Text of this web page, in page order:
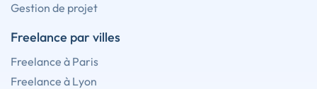
Gestion de projet
Freelance par villes
Freelance à Paris
Freelance à Lyon